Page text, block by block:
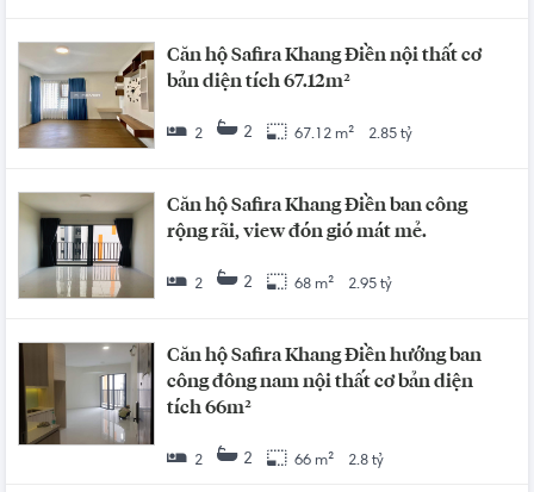
Căn hộ Safira Khang Điền nội thất cơ
bản diện tích 67.12m²
2 2 67.12 m² 2.85 tỷ
Căn hộ Safira Khang Điền ban công
rộng rãi, view đón gió mát mẻ.
2 2 68 m² 2.95 tỷ
Căn hộ Safira Khang Điền hướng ban
công đông nam nội thất cơ bản diện
tích 66m²
2 2 66 m² 2.8 tỷ